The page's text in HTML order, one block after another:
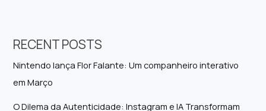
RECENT POSTS
Nintendo lança Flor Falante: Um companheiro interativo
em Março
O Dilema da Autenticidade: Instagram e IA Transformam